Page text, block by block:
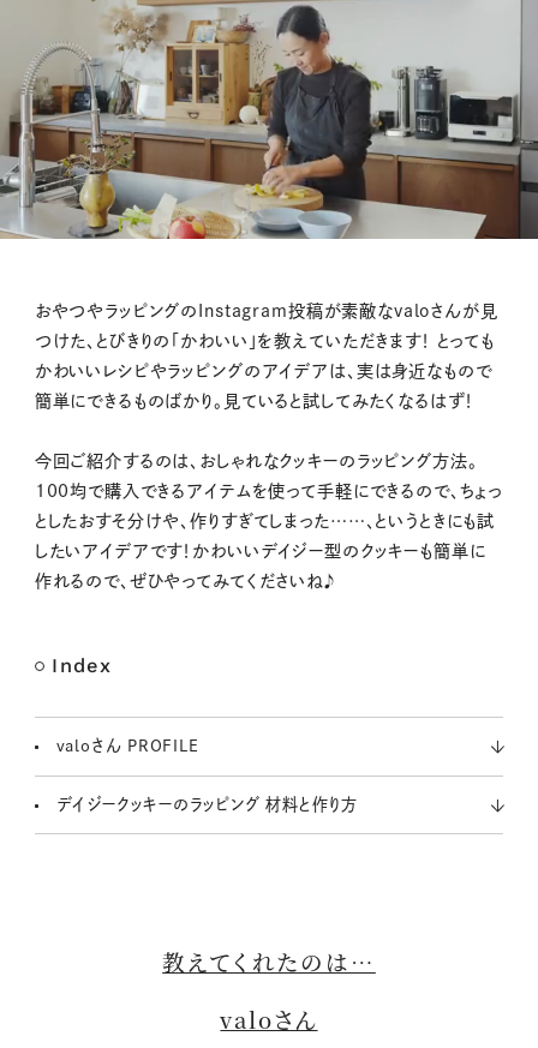
M
t
e
おやつやラッピングのInstagram投稿が素敵なvaloさんが見
つけた、とびきりの「かわいい」を教えていただきます！ とっても
かわいいレシピやラッピングのアイデアは、実は身近なもので
簡単にできるものばかり。見ていると試してみたくなるはず！
今回ご紹介するのは、おしゃれなクッキーのラッピング方法。
100均で購入できるアイテムを使って手軽にできるので、ちょっ
としたおすそ分けや、作りすぎてしまった……、というときにも試
したいアイデアです！かわいいデイジー型のクッキーも簡単に
作れるので、ぜひやってみてくださいね♪
Index
valoさん PROFILE
デイジークッキーのラッピング 材料と作り方
教えてくれたのは…
valoさん